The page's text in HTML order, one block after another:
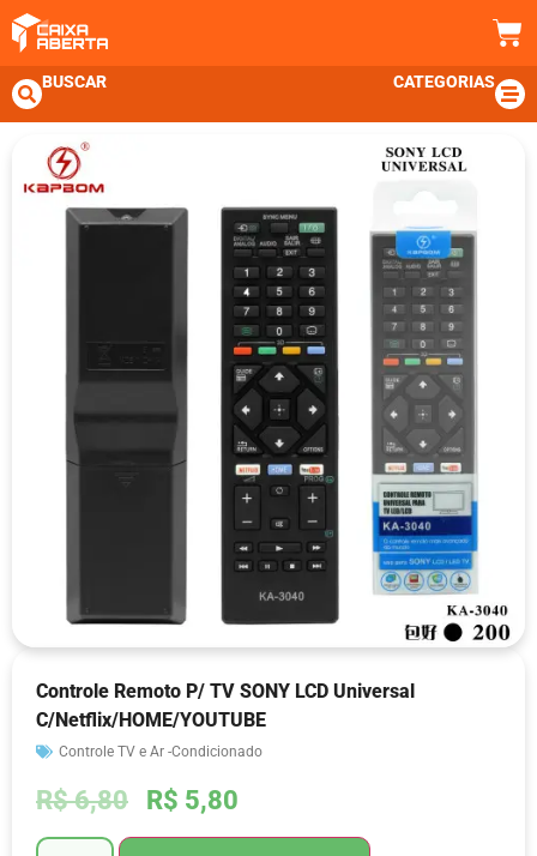
BUSCAR CATEGORIAS
Controle Remoto P/ TV SONY LCD Universal
C/Netflix/HOME/YOUTUBE
Controle TV e Ar -Condicionado
R$6,80 R$ 5,80